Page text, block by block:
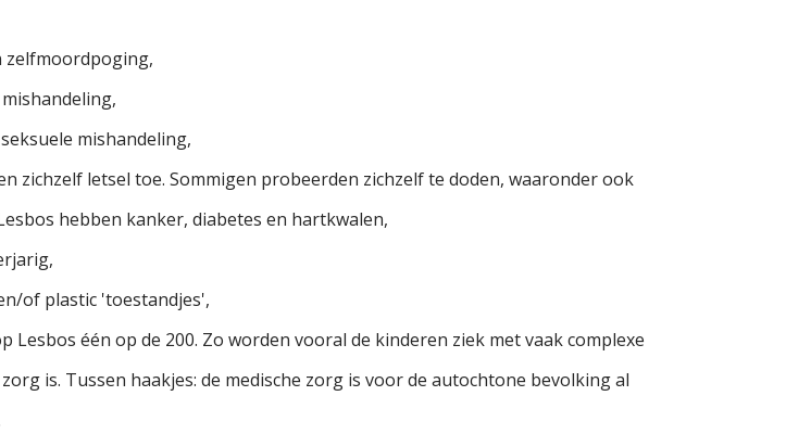
zelfmoordpoging,
mishandeling,
zichzelf letsel toe. Sommigen probeerden zichzelf te doden, waaronder ook
hebben kanker, diabetes en hartkwalen,
of plastic 'toestandjes',
Lesbos één op de 200. Zo worden vooral de kinderen ziek met vaak complexe
is. Tussen haakjes: de medische zorg is voor de autochtone bevolking al